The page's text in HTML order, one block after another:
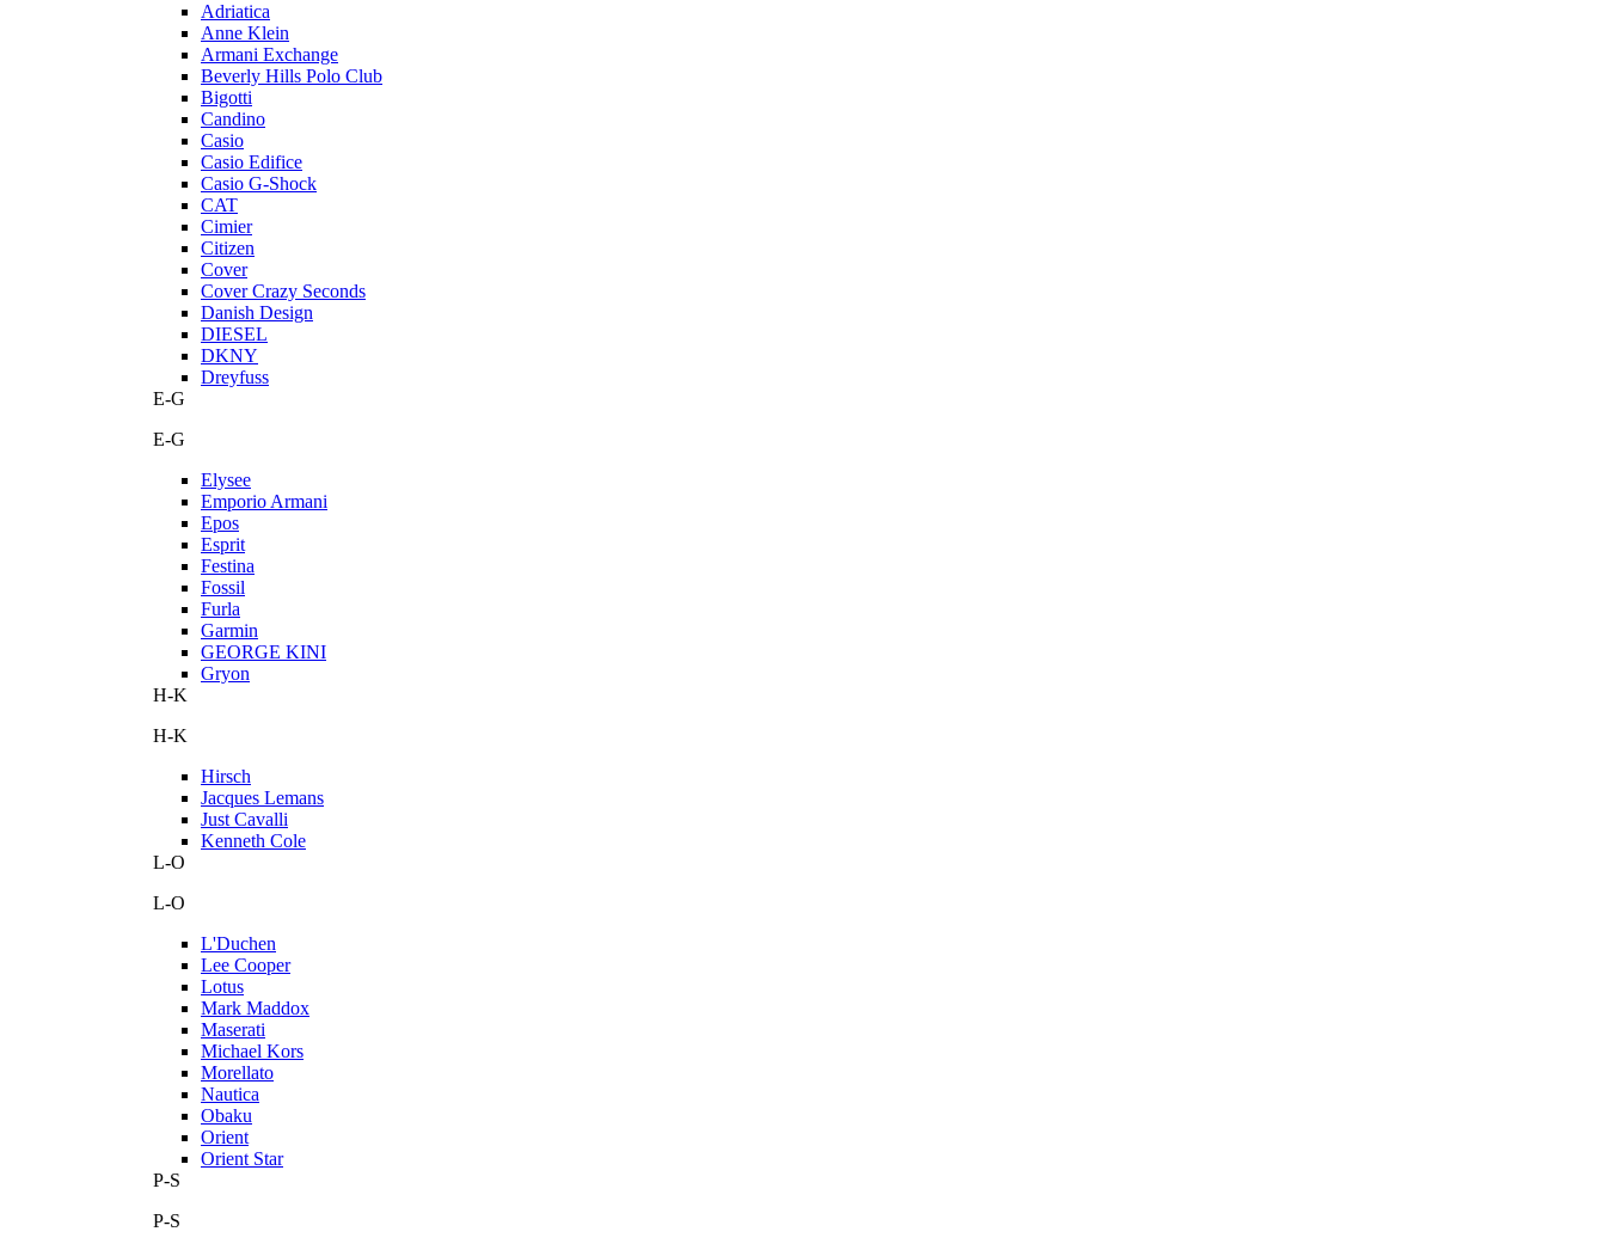
Adriatica
Anne Klein
Armani Exchange
Beverly Hills Polo Club
Bigotti
Candino
Casio
Casio Edifice
Casio G-Shock
CAT
Cimier
Citizen
Cover
Cover Crazy Seconds
Danish Design
DIESEL
DKNY
Dreyfuss
E-G
E-G
Elysee
Emporio Armani
Epos
Esprit
Festina
Fossil
Furla
Garmin
GEORGE KINI
Gryon
H-K
H-K
Hirsch
Jacques Lemans
Just Cavalli
Kenneth Cole
L-O
L-O
L'Duchen
Lee Cooper
Lotus
Mark Maddox
Maserati
Michael Kors
Morellato
Nautica
Obaku
Orient
Orient Star
P-S
P-S